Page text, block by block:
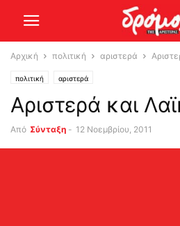
Αρχική πολιτική αριστερά
πολιτική αριστερά
Αριστερά και
Από Σύνταξη - 12 Νοεμβρίου, 2011